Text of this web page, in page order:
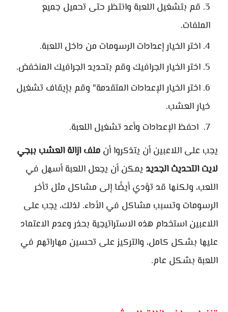
قم بتشغيل اللعبة وانتظر حتى تحميل جميع
الملفات.
اختر الخيار إعدادات الرسومات من داخل اللعبة.
اختر الخيار الجرافيك وقم بتحديد الجرافيك المنخفض.
اختر الخيار الإعدادات المتقدمة" وقم بإيقاف تشغيل
خيار العشب.
احفظ الإعدادات وأعد تشغيل اللعبة.
يجب على اللاعبين أن يتذكروا أن ملف ازالة العشب ببجي
لايت التحديث الجديد يمكن أن يجعل اللعبة أسهل في
اللعب، ولكنها قد تؤدي أيضًا إلى مشاكل مثل تأخر
الرسومات وتسبب مشاكل في الأداء. لذلك، يجب على
اللاعبين استخدام هذه الاستراتيجية بحذر وعدم الاعتماد
عليها بشكل كامل، والتركيز على تحسين مهاراتهم في
اللعبة بشكل عام.